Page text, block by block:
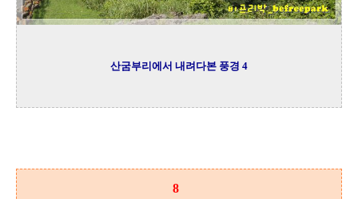
산굼부리에서 내려다본 풍경 4
8